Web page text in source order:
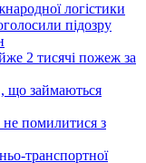
логістики
підозру
2 тисячі пожеж за
що займаються
не помилитися з
транспортної